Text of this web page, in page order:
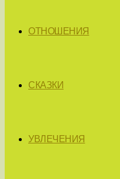
ОТНОШЕНИЯ
СКАЗКИ
УВЛЕЧЕНИЯ